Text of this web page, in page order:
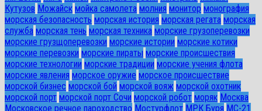
Кутузов Можайск мойка самолета молния монитор монография
морская безопасность морская история морская регата морская
служба морская тень морская техника морские грузоперевозки
морские грузщоперевозки морские истории морские котики
морские перевозки морские пираты морские происшествия
морские технологии морские традиции морские учения флота
морские явления морское оружие морское происшествие
морской бизнес морской бой морской вояж морской охотник
морской порт морской порт Сочи морской робот моряк Москва
Московское речное пароходство Мостурфлот МРК Буря МС-21